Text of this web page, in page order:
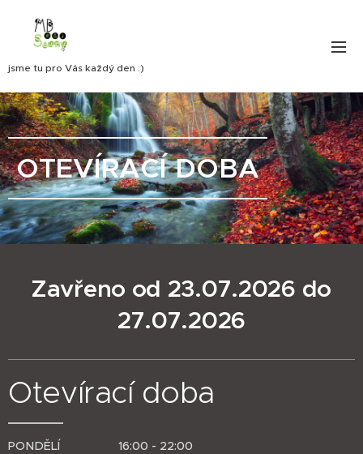
jsme tu pro Vás každý den :)
OTEVÍRACÍ DOBA
Zavřeno od 23.07.2026 do
27.07.2026
Otevírací doba
PONDĚLÍ 16:00 - 22:00